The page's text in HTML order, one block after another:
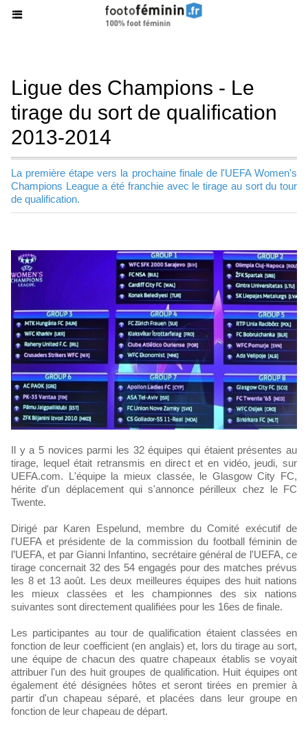
Ligue des Champions - Le
tirage du sort de qualification
2013-2014
La première étape vers la prochaine finale de l'UEFA Women's
Champions League a été franchie avec le tirage au sort du tour
de qualification.
Il y a 5 novices parmi les 32 équipes qui étaient présentes au
tirage, lequel était retransmis en direct et en vidéo, jeudi, sur
UEFA.com. L'équipe la mieux classée, le Glasgow City FC,
hérite d'un déplacement qui s'annonce périlleux chez le FC
Twente.
Dirigé par Karen Espelund, membre du Comité exécutif de
l'UEFA et présidente de la commission du football féminin de
l’UEFA, et par Gianni Infantino, secrétaire général de l'UEFA, ce
tirage concernait 32 des 54 engagés pour des matches prévus
les 8 et 13 août. Les deux meilleures équipes des huit nations
les mieux classées et les championnes des six nations
suivantes sont directement qualifiées pour les 16es de finale.
Les participantes au tour de qualification étaient classées en
fonction de leur coefficient (en anglais) et, lors du tirage au sort,
une équipe de chacun des quatre chapeaux établis se voyait
attribuer l'un des huit groupes de qualification. Huit équipes ont
également été désignées hôtes et seront tirées en premier à
partir d'un chapeau séparé, et placées dans leur groupe en
fonction de leur chapeau de départ.